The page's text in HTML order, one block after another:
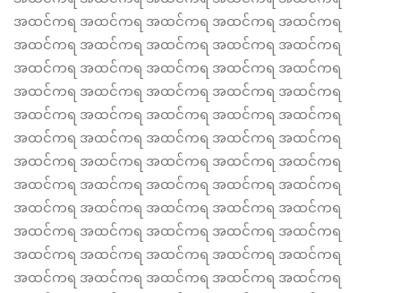
အထင်ကရ အထင်ကရ အထင်ကရ အထင်ကရ အထင်ကရ
အထင်ကရ အထင်ကရ အထင်ကရ အထင်ကရ အထင်ကရ
အထင်ကရ အထင်ကရ အထင်ကရ အထင်ကရ အထင်ကရ
အထင်ကရ အထင်ကရ အထင်ကရ အထင်ကရ အထင်ကရ
အထင်ကရ အထင်ကရ အထင်ကရ အထင်ကရ အထင်ကရ
အထင်ကရ အထင်ကရ အထင်ကရ အထင်ကရ အထင်ကရ
အထင်ကရ အထင်ကရ အထင်ကရ အထင်ကရ အထင်ကရ
အထင်ကရ အထင်ကရ အထင်ကရ အထင်ကရ အထင်ကရ
အထင်ကရ အထင်ကရ အထင်ကရ အထင်ကရ အထင်ကရ
အထင်ကရ အထင်ကရ အထင်ကရ အထင်ကရ အထင်ကရ
အထင်ကရ အထင်ကရ အထင်ကရ အထင်ကရ အထင်ကရ
အထင်ကရ အထင်ကရ အထင်ကရ အထင်ကရ အထင်ကရ